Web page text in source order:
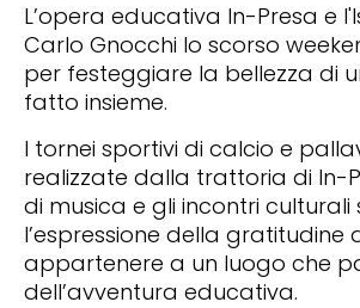
L’opera educativa In-Presa e
Carlo Gnocchi lo scorso
per festeggiare la bellezza di
fatto insieme.
I tornei sportivi di calcio e
realizzate dalla trattoria di In-
di musica e gli incontri culturali
l’espressione della gratitudine
appartenere a un luogo che
dell’avventura educativa.